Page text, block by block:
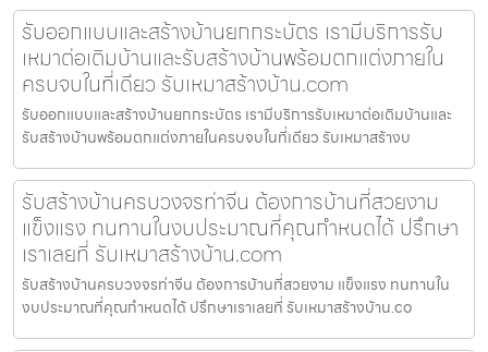
รับออกแบบและสร้างบ้านยกกระบัตร เรามีบริการรับ
เหมาต่อเติมบ้านและรับสร้างบ้านพร้อมตกแต่งภายใน
ครบจบในที่เดียว รับเหมาสร้างบ้าน.com
รับออกแบบและสร้างบ้านยกกระบัตร เรามีบริการรับเหมาต่อเติมบ้านและ
รับสร้างบ้านพร้อมตกแต่งภายในครบจบในที่เดียว รับเหมาสร้างบ
รับสร้างบ้านครบวงจรท่าจีน ต้องการบ้านที่สวยงาม
แข็งแรง ทนทานในงบประมาณที่คุณกำหนดได้ ปรึกษา
เราเลยที่ รับเหมาสร้างบ้าน.com
รับสร้างบ้านครบวงจรท่าจีน ต้องการบ้านที่สวยงาม แข็งแรง ทนทานใน
งบประมาณที่คุณกำหนดได้ ปรึกษาเราเลยที่ รับเหมาสร้างบ้าน.co